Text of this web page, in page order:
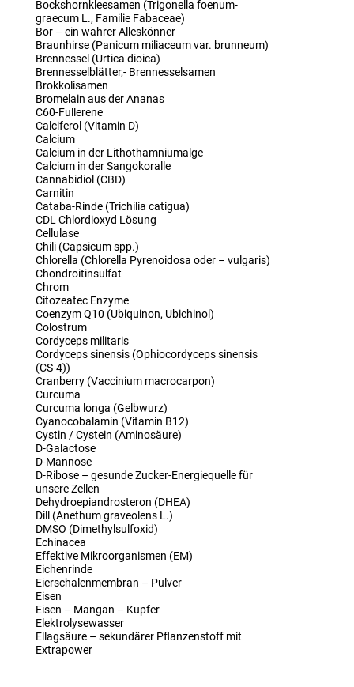
Bockshornkleesamen (Trigonella foenum-
graecum L., Familie Fabaceae)
Bor – ein wahrer Alleskönner
Braunhirse (Panicum miliaceum var. brunneum)
Brennessel (Urtica dioica)
Brennesselblätter,- Brennesselsamen
Brokkolisamen
Bromelain aus der Ananas
C60-Fullerene
Calciferol (Vitamin D)
Calcium
Calcium in der Lithothamniumalge
Calcium in der Sangokoralle
Cannabidiol (CBD)
Carnitin
Cataba-Rinde (Trichilia catigua)
CDL Chlordioxyd Lösung
Cellulase
Chili (Capsicum spp.)
Chlorella (Chlorella Pyrenoidosa oder – vulgaris)
Chondroitinsulfat
Chrom
Citozeatec Enzyme
Coenzym Q10 (Ubiquinon, Ubichinol)
Colostrum
Cordyceps militaris
Cordyceps sinensis (Ophiocordyceps sinensis
(CS-4))
Cranberry (Vaccinium macrocarpon)
Curcuma
Curcuma longa (Gelbwurz)
Cyanocobalamin (Vitamin B12)
Cystin / Cystein (Aminosäure)
D-Galactose
D-Mannose
D-Ribose – gesunde Zucker-Energiequelle für
unsere Zellen
Dehydroepiandrosteron (DHEA)
Dill (Anethum graveolens L.)
DMSO (Dimethylsulfoxid)
Echinacea
Effektive Mikroorganismen (EM)
Eichenrinde
Eierschalenmembran – Pulver
Eisen
Eisen – Mangan – Kupfer
Elektrolysewasser
Ellagsäure – sekundärer Pflanzenstoff mit
Extrapower